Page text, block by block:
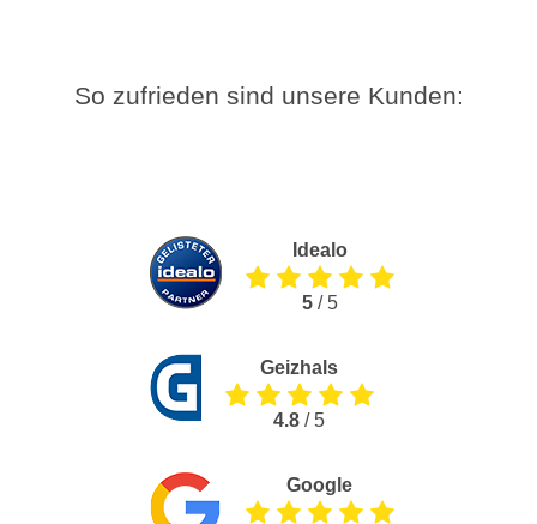
So zufrieden sind unsere Kunden:
Idealo
5/ 5
Geizhals
4.8 / 5
Google